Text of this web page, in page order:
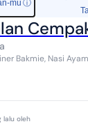
mu ⓘ
Bakmie, Nasi
lalu oleh